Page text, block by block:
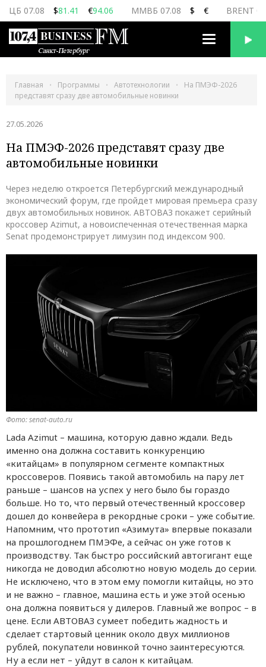
ЦБ 07.08 $81.41 €94.06 ММВБ 07.08 $ € BRENT
Переключить
Главная Программы Автотехнологии
На ПМЭФ-2026
представят сразу две автомобильные новинки
27.05.2026
На ПМЭФ-2026 представят сразу две
автомобильные новинки
Через неделю откроется Петербургский международный
экономический форум, где пройдет мировая премьера сразу
двух автомобильных новинок. АВТОВАЗ покажет серийный
кроссовер Azimut, а новоиспеченная отечественная марка
Senat продемонстрирует лимузин под индексом 900.
Фото: senat-auto.ru
Lada Azimut – машина, которую давно ждали. Ведь
именно она должна составить конкуренцию
«китайцам» в популярном сегменте компактных
кроссоверов. Появись такой автомобиль на пару лет
раньше – шансов на успех у него было бы гораздо
больше. Но то, что первый отечественный кроссовер
дошел до конвейера в рекордные сроки – уже событие.
Напомним, что прототип «Азимута» впервые показали
на прошлогоднем ПМЭФе, а сейчас он уже готов к
производству. Так быстро российский автогигант еще
никогда не доводил абсолютно новую модель до серии.
Не исключено, что в этом ему помогли китайцы, но это
и не важно – главное, машина есть и уже этой осенью
она должна появиться у дилеров. Главный же вопрос – в
цене. Если АВТОВАЗ сумеет победить жадность и
сделает стартовый ценник около двух миллионов
рублей, покупатели новинкой точно заинтересуются.
Ну а если нет – уйдут в салон к китайцам.